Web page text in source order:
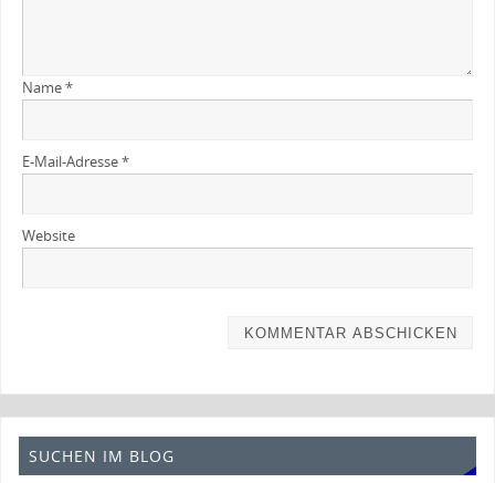
Name*
E-Mail-Adresse*
Website
SUCHEN IM BLOG